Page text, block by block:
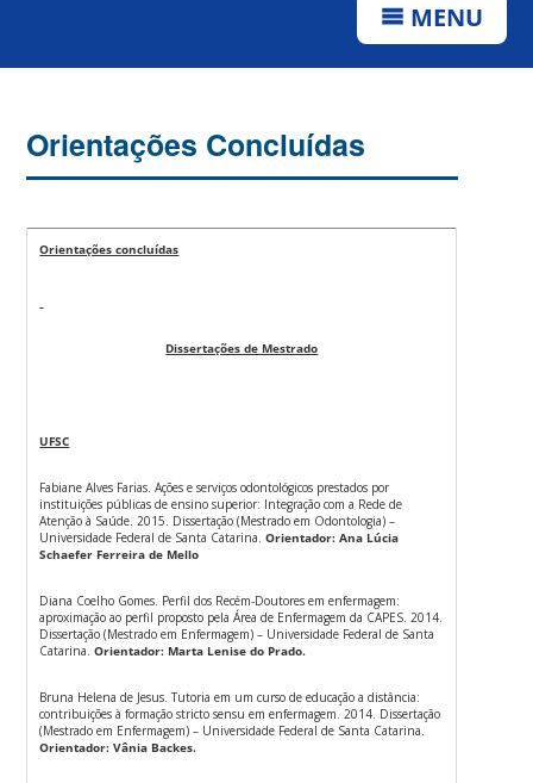
MENU
Orientações Concluídas
Orientações concluídas
Dissertações de Mestrado
UFSC
Fabiane Alves Farias. Ações e serviços odontológicos prestados por
instituições públicas de ensino superior: Integração com a Rede de
Atenção à Saúde. 2015. Dissertação (Mestrado em Odontologia) –
Universidade Federal de Santa Catarina.Orientador:Ana Lúcia
Schaefer Ferreira de Mello
Diana Coelho Gomes. Perfil dos Recém-Doutores em enfermagem:
aproximação ao perfil proposto pela Área de Enfermagem da CAPES. 2014.
Dissertação (Mestrado em Enfermagem) – Universidade Federal de Santa
Catarina.Orientador: Marta Lenise do Prado.
Bruna Helena de Jesus. Tutoria em um curso de educação a distância:
contribuições à formação stricto sensu em enfermagem. 2014. Dissertação
(Mestrado em Enfermagem) – Universidade Federal de Santa Catarina.
Orientador:Vânia Backes.